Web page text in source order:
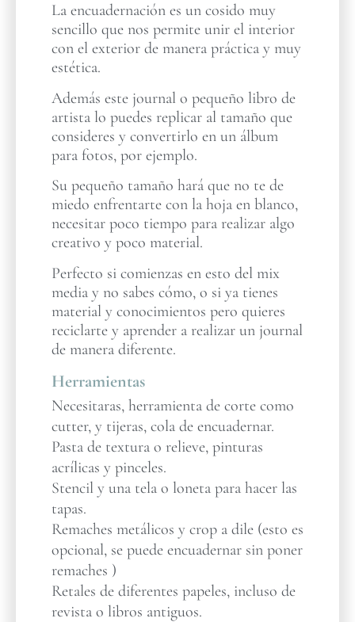
La encuadernación es un cosido muy
sencillo que nos permite unir el interior
con el exterior de manera práctica y muy
estética.
Además este journal o pequeño libro de
artista lo puedes replicar al tamaño que
consideres y convertirlo en un álbum
para fotos, por ejemplo.
Su pequeño tamaño hará que no te de
miedo enfrentarte con la hoja en blanco,
necesitar poco tiempo para realizar algo
creativo y poco material.
Perfecto si comienzas en esto del mix
media y no sabes cómo, o si ya tienes
material y conocimientos pero quieres
reciclarte y aprender a realizar un journal
de manera diferente.
Herramientas
Necesitaras, herramienta de corte como
cutter, y tijeras, cola de encuadernar.
Pasta de textura o relieve, pinturas
acrílicas y pinceles.
Stencil y una tela o loneta para hacer las
tapas.
Remaches metálicos y crop a dile (esto es
opcional, se puede encuadernar sin poner
remaches )
Retales de diferentes papeles, incluso de
revista o libros antiguos.